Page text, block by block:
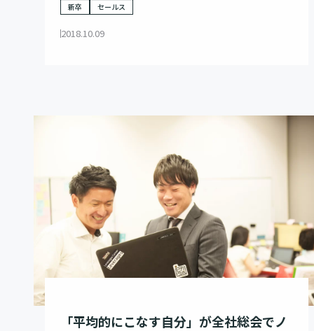
新卒 セールス
2018.10.09
「平均的にこなす自分」が全社総会でノ